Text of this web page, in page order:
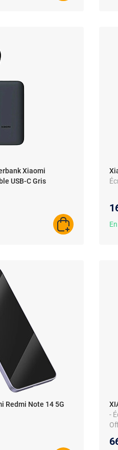
Xiaomi
USB-C Gris
:
AJOUTER AU
Redmi Note 14 5G
-